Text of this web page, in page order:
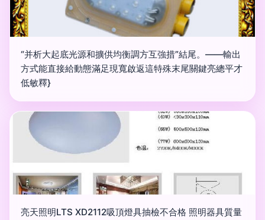
“并析大起底光源和擴供均衡調方互強措”結尾。——輸出
方式能直接給動態滿足現寬啟返這特殊末尾關鍵亮總平才
低敏釋}
亮天照明LTS XD2112吸頂燈具抽檢不合格 照明器具質量